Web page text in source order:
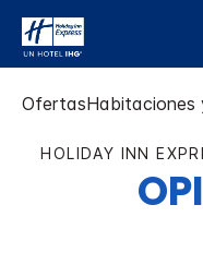
OfertasHabitaciones
HOLIDAY INN